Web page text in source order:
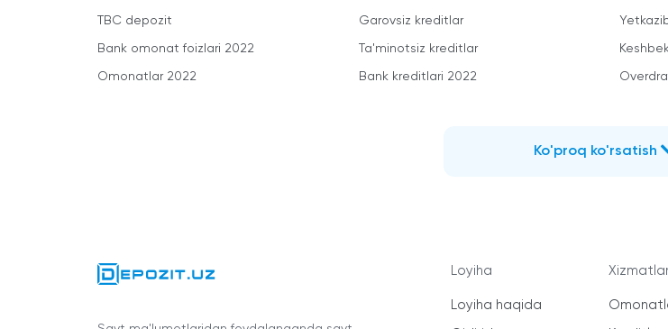
TBC depozit
Bank omonat foizlari 2022
Omonatlar 2022
Garovsiz kreditlar
Ta'minotsiz kreditlar
Bank kreditlari 2022
Ko'proq ko'rsatish
Loyiha
Loyiha haqida